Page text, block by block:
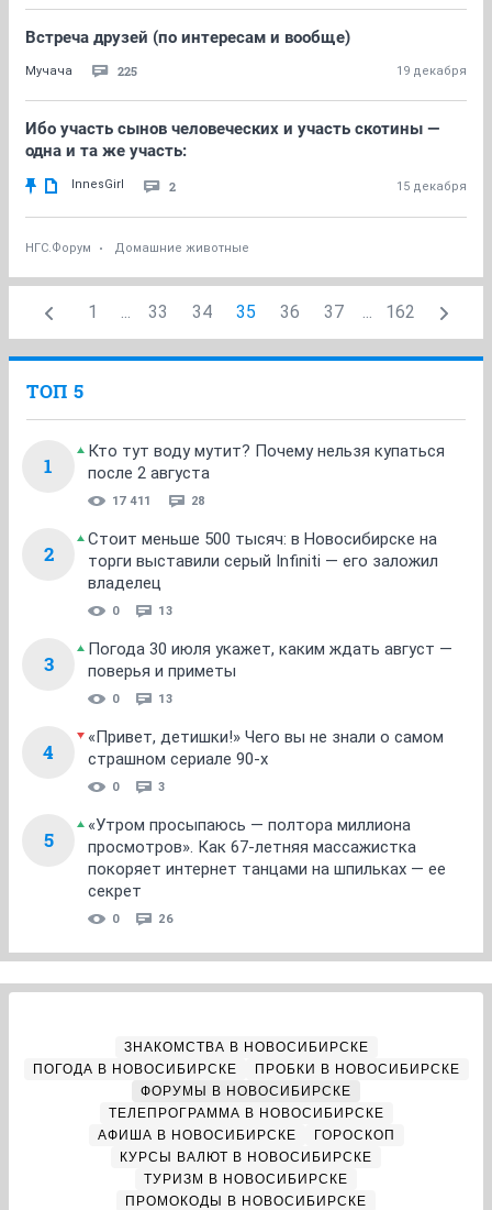
Встреча друзей (по интересам и вообще)
Мучача 225 19 декабря
Ибо участь сынов человеческих и участь скотины —
одна и та же участь:
InnesGirl 2 15 декабря
НГС.Форум Домашние животные
1 ... 33 34 35 36 37 ... 162
ТОП 5
1
Кто тут воду мутит? Почему нельзя купаться
после 2 августа
17 411 28
2
Стоит меньше 500 тысяч: в Новосибирске на
торги выставили серый Infiniti — его заложил
владелец
0 13
3
Погода 30 июля укажет, каким ждать август —
поверья и приметы
0 13
4
«Привет, детишки!» Чего вы не знали о самом
страшном сериале 90-х
0 3
5
«Утром просыпаюсь — полтора миллиона
просмотров». Как 67-летняя массажистка
покоряет интернет танцами на шпильках — ее
секрет
0 26
ЗНАКОМСТВА В НОВОСИБИРСКЕ
ПОГОДА В НОВОСИБИРСКЕ
ПРОБКИ В НОВОСИБИРСКЕ
ФОРУМЫ В НОВОСИБИРСКЕ
ТЕЛЕПРОГРАММА В НОВОСИБИРСКЕ
АФИША В НОВОСИБИРСКЕ
ГОРОСКОП
КУРСЫ ВАЛЮТ В НОВОСИБИРСКЕ
ТУРИЗМ В НОВОСИБИРСКЕ
ПРОМОКОДЫ В НОВОСИБИРСКЕ